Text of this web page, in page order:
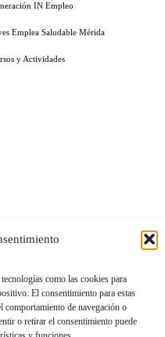
como las cookies para
El consentimiento para estas
comportamiento de navegación o
o retirar el consentimiento puede
IN Empleo
Emplea Saludable Mérida
y Actividades